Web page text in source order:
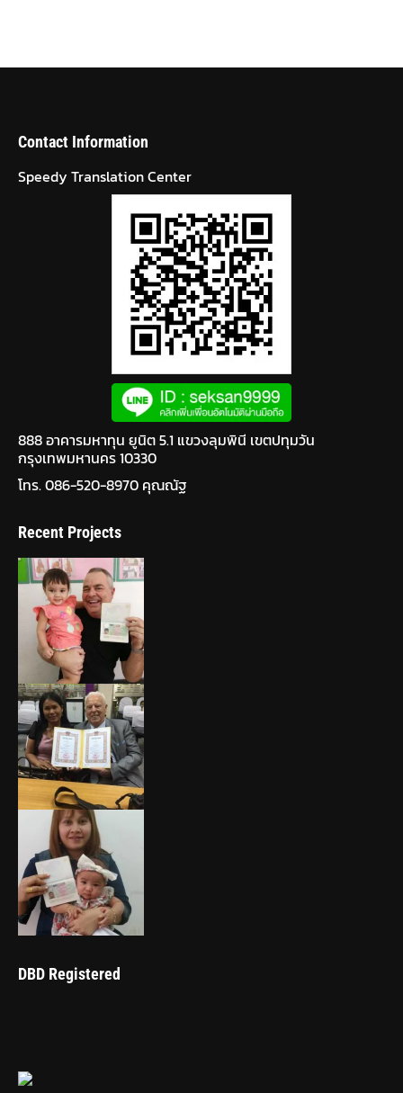
Contact Information
Speedy Translation Center
888 อาคารมหาทุน ยูนิต 5.1 แขวงลุมพินี เขตปทุมวัน
กรุงเทพมหานคร 10330
โทร. 086-520-8970 คุณณัฐ
Recent Projects
DBD Registered